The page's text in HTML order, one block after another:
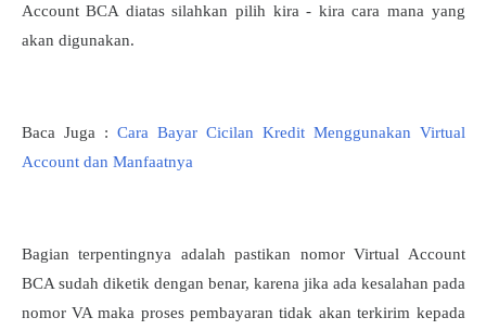
Account BCA diatas silahkan pilih kira - kira cara mana yang
akan digunakan.
Baca Juga : Cara Bayar Cicilan Kredit Menggunakan Virtual
Account dan Manfaatnya
Bagian terpentingnya adalah pastikan nomor Virtual Account
BCA sudah diketik dengan benar, karena jika ada kesalahan pada
nomor VA maka proses pembayaran tidak akan terkirim kepada